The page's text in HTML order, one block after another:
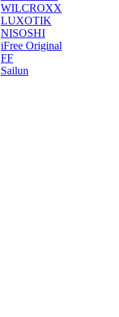
WILCROXX
LUXOTIK
NISOSHI
iFree Original
FF
Sailun